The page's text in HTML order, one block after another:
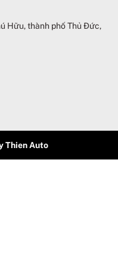
Hữu, thành phố Thủ Đức,
Thien Auto